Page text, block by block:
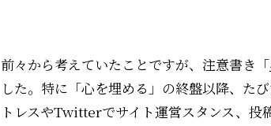
前々から考えていたことですが、注意書き「
した。特に「心を埋める」の終盤以降、た
トレスやTwitterでサイト運営スタンス、投